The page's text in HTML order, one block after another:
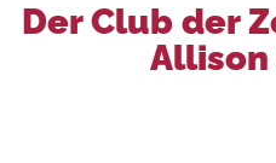
Der Club der
Allison